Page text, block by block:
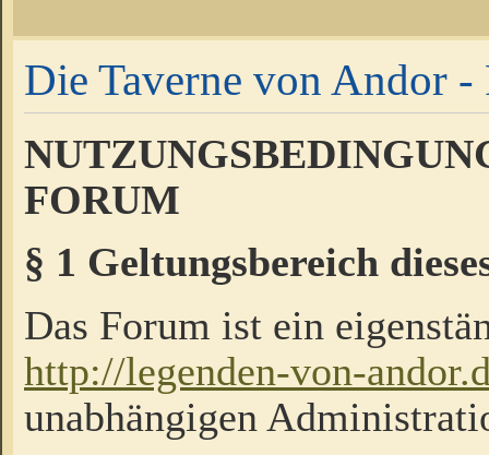
Die Taverne von Andor -
FORUM
§ 1 Geltungsbereich
Das Forum ist ein
http://legenden-von-
unabhängigen